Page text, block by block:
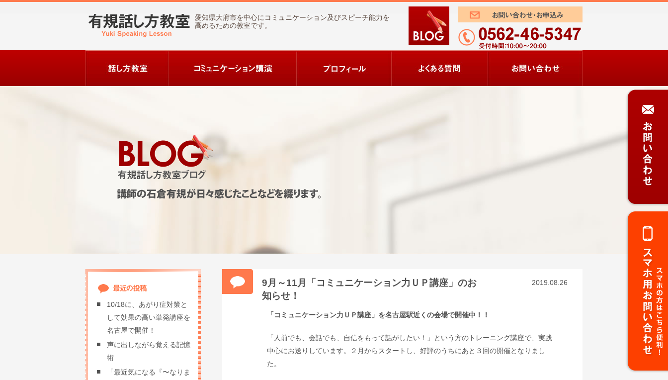
愛知県大府市を中心にコミュニケーション及びスピーチ能力を
高めるための教室です。
9月～11月「コミュニケーション力ＵＰ講座」のお
知らせ！
2019.08.26
「コミュニケーション力ＵＰ講座」を名古屋駅近くの会場で開催中！！
「人前でも、会話でも、自信をもって話がしたい！」という方のトレーニング講座で、実践
中心にお送りしています。２月からスタートし、好評のうちにあと３回の開催となりまし
た。
10/18に、あがり症対策と
して効果の高い単発講座を
名古屋で開催！
声に出しながら覚える記憶
術
「最近気になる『〜なりま